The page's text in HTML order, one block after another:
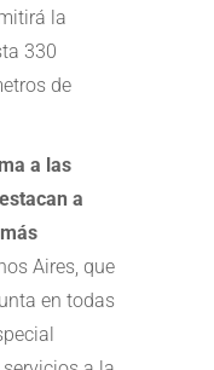
la
330
de
a las
a
Aires, que
en todas